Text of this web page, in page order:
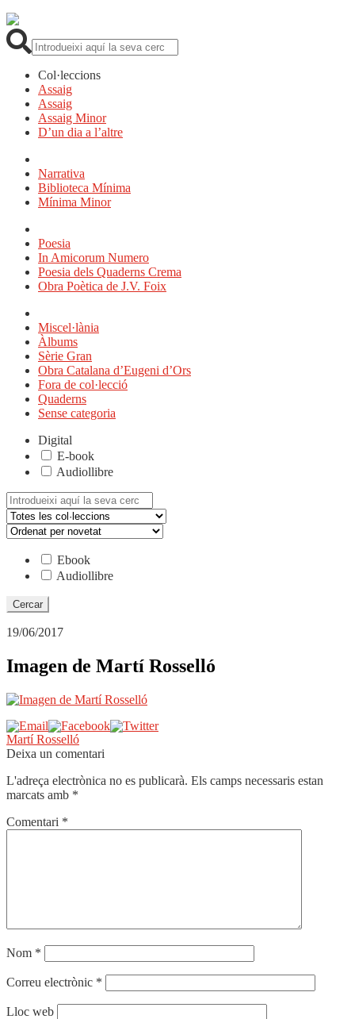
Col·leccions
Assaig
Assaig
Assaig Minor
D’un dia a l’altre
Narrativa
Biblioteca Mínima
Mínima Minor
Poesia
In Amicorum Numero
Poesia dels Quaderns Crema
Obra Poètica de J.V. Foix
Miscel·lània
Àlbums
Sèrie Gran
Obra Catalana d’Eugeni d’Ors
Fora de col·lecció
Quaderns
Sense categoria
Digital
E-book
Audiollibre
Cerca:
Ebook
Audiollibre
19/06/2017
Imagen de Martí Rosselló
Navegació
d'entrades
Entrada
anterior:
Martí Rosselló
Deixa un comentari
L'adreça electrònica no es publicarà. Els camps necessaris estan
marcats amb *
Comentari *
Nom *
Correu electrònic *
Lloc web